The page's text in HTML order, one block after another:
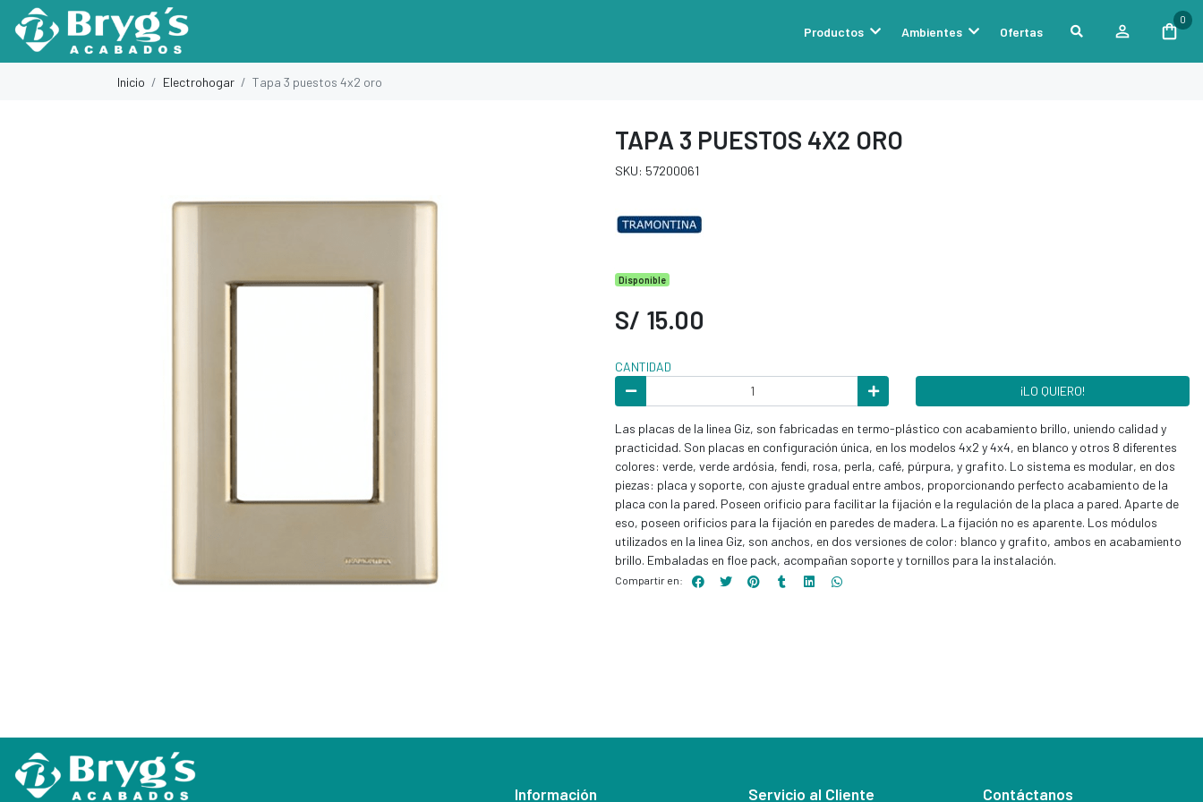
Productos Ambientes Ofertas
0
Inicio Electrohogar Tapa 3 puestos 4x2 oro
TAPA 3 PUESTOS 4X2 ORO
SKU: 57200061
Disponible
S/ 15.00
CANTIDAD
¡LO QUIERO!
Las placas de la linea Giz, son fabricadas en termo-plástico con acabamiento brillo, uniendo calidad y
practicidad. Son placas en configuración única, en los modelos 4x2 y 4x4, en blanco y otros 8 diferentes
colores: verde, verde ardósia, fendi, rosa, perla, café, púrpura, y grafito. Lo sistema es modular, en dos
piezas: placa y soporte, con ajuste gradual entre ambos, proporcionando perfecto acabamiento de la
placa con la pared. Poseen orificio para facilitar la fijación e la regulación de la placa a pared. Aparte de
eso, poseen orificios para la fijación en paredes de madera. La fijación no es aparente. Los módulos
utilizados en la linea Giz, son anchos, en dos versiones de color: blanco y grafito, ambos en acabamiento
brillo. Embaladas en floe pack, acompañan soporte y tornillos para la instalación.
Compartir en:
Información Servicio al Cliente Contáctanos